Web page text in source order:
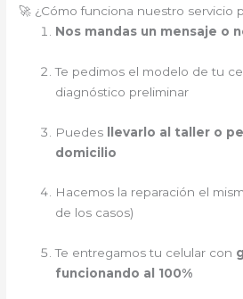
🚀 ¿Cómo funciona nuestro servicio
Nos mandas un mensaje o
Te pedimos el modelo de tu
diagnóstico preliminar
Puedes llevarlo al taller o
domicilio
Hacemos la reparación el
de los casos)
Te entregamos tu celular con
funcionando al 100%